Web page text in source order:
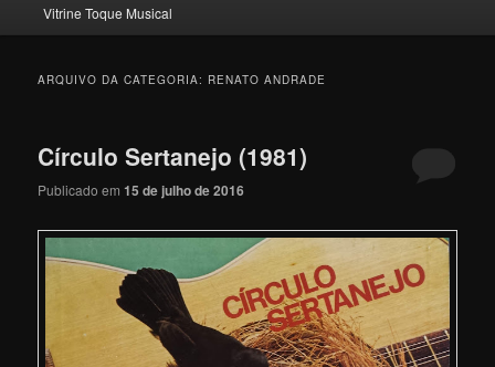
Vitrine Toque Musical
ARQUIVO DA CATEGORIA: RENATO ANDRADE
Círculo Sertanejo (1981)
Publicado em15 de julho de 2016